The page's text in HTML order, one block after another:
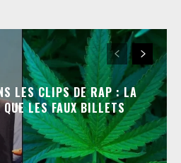
LES CLIPS DE RAP : LA
LES FAUX BILLETS